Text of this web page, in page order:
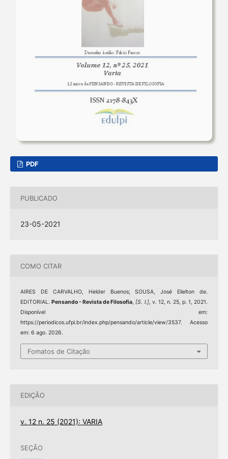
PDF
PUBLICADO
23-05-2021
COMO CITAR
AIRES DE CARVALHO, Helder Buenos; SOUSA, José Elielton de.
EDITORIAL.Pensando - Revista de Filosofia,[S. l.], v. 12, n. 25, p. 1, 2021.
Disponível em:
https://periodicos.ufpi.br/index.php/pensando/article/view/3537. Acesso
em: 6 ago. 2026.
Fomatos de Citação
EDIÇÃO
v. 12 n. 25 (2021): VARIA
SEÇÃO